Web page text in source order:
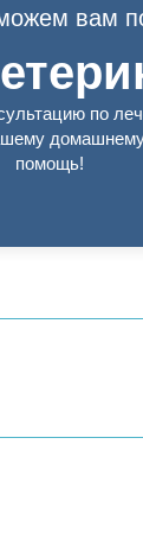
вам
по
помощь!